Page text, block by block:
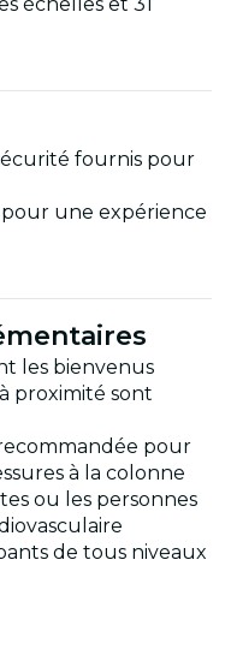
échelles et 31
fournis pour
une expérience
les bienvenus
proximité sont
pour
à la colonne
ou les personnes
de tous niveaux